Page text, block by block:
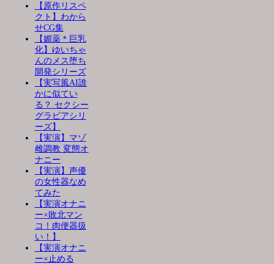
【原作リスペ
クト】わから
せCG集
【媚薬＊巨乳
化】ゆいちゃ
んのメス堕ち
開発シリーズ
【実写風AI誰
かに似てい
る？ セクシー
グラビアシリ
ーズ】
【実演】マゾ
雌調教 変態オ
ナニー
【実演】声優
の女性器なめ
てみた
【実演オナニ
ー×敗北マン
コ！肉便器扱
い！】
【実演オナニ
ー×止める